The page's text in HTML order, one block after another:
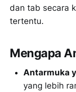
dan tab secara
tertentu.
Mengapa
Antarmuka
yang lebih